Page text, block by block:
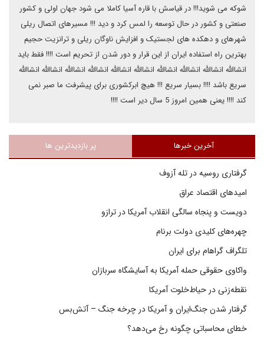
شوکه می شوید!!! در قیاسش با قاره آسیا کاملا می شود جهان اولی و کشور
صنعتی و کشور در حال توسعه را لمس کرد و دید !!! مسیرهای اتصال ریلی
شهرهای و دهکده های لجستیک و افزایش ناوگان ریلی و ترانزیت حجیم
بهترین راه استفاده ایران از این قرار و دور شدن از تحریم است !!!! فقط باید
انشاالله انشاالله انشاالله انشاالله انشاالله انشاالله انشاالله انشاالله انشاالله انشاالله
سریع باشد !!!! بسیار سریع !!! هیچ ابرکشوری برای پیشرفت ما صبر نمی
کند !!!! یعنی همین امروز 5 سال دیر است !!!!
آخرین خبرها پر بازدیدترین ها
گرفتاری روسیه در تله آزوف
امیدهای اقتصاد عراق
دویست و پنجاه سالگی انقلاب آمریکا در ترازو
چهره‌های کلیدی دولت برنام
تلگراف گراهام برای ایران
واکاوی حقوقی حمله آمریکا به آسایشگاه سربازان
نقطه‌زنی در حیاط‌خلوت آمریکا
گرفتار شدن جنگ‌ایران و آمریکا در چرخه جنگ – آتش‌بس
خطای محاسباتی چگونه رخ می‌دهد؟